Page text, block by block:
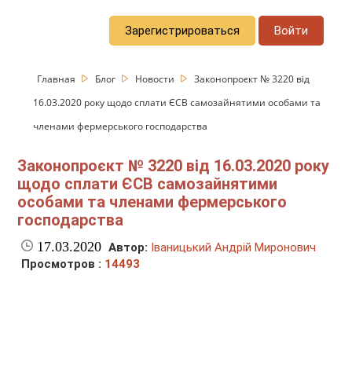
Зарегистрироваться Войти
Главная Блог Новости
Законопроєкт № 3220 від
16.03.2020 року щодо сплати ЄСВ самозайнятими особами та
членами фермерського господарства
Законопроєкт № 3220 від 16.03.2020 року
щодо сплати ЄСВ самозайнятими
особами та членами фермерського
господарства
17.03.2020 Автор: Іваницький Андрій Миронович
Просмотров : 14493